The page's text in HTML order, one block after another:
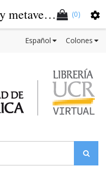
(0)
Colones
Español
Odiseas cotidianas y metaversos digitales: literatura y matemáticas (Versión impresa)